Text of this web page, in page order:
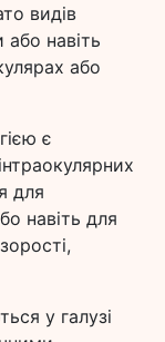
видів
навіть
або
є
для
навіть для
у галузі